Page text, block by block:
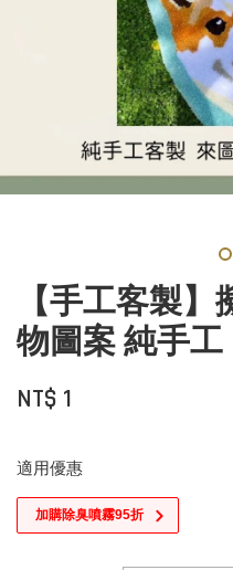
【手工客製
物圖案 純手工
NT$ 1
適用優惠
加購除臭噴霧95折